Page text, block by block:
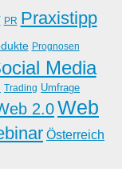
PR Praxistipp
Prognosen
Media
Trading Umfrage
2.0Web
Österreich